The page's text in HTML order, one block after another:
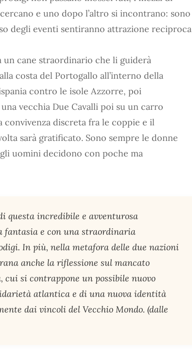
e uno dopo l’altro si incontrano: sono
degli eventi sentiranno attrazione reciproca
cane straordinario che li guiderà
costa del Portogallo all’interno della
contro le isole Azzorre, poi
vecchia Due Cavalli poi su un carro
convivenza discreta fra le coppie e il
sarà gratificato. Sono sempre le donne
uomini decidono con poche ma
questa incredibile e avventurosa
e con una straordinaria
In più, nella metafora delle due nazioni
anche la riflessione sul mancato
cui si contrappone un possibile nuovo
atlantica e di una nuova identità
dai vincoli del Vecchio Mondo. (dalle